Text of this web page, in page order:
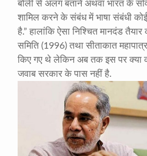
बोली से अलग बताने अथवा भारत के
शामिल करने के संबंध में भाषा संबंधी
है.” हालांकि ऐसा निश्चित मानदंड
समिति (1996) तथा सीताकात
किए गए थे लेकिन अब तक इस पर क्या
जवाब सरकार के पास नहीं है.